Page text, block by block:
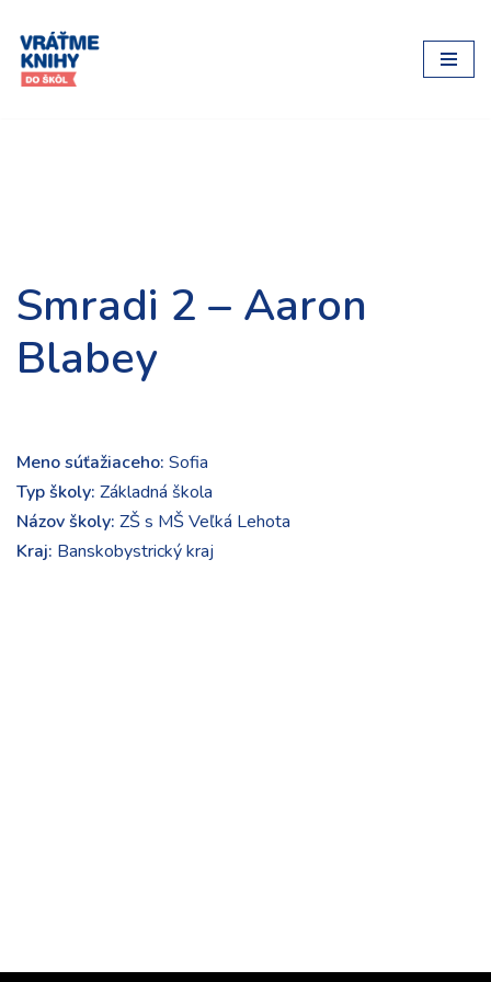
Preskočiť
na
Smradi 2 – Aaron
Blabey
Meno súťažiaceho: Sofia
Typ školy: Základná škola
Názov školy: ZŠ s MŠ Veľká Lehota
Kraj: Banskobystrický kraj